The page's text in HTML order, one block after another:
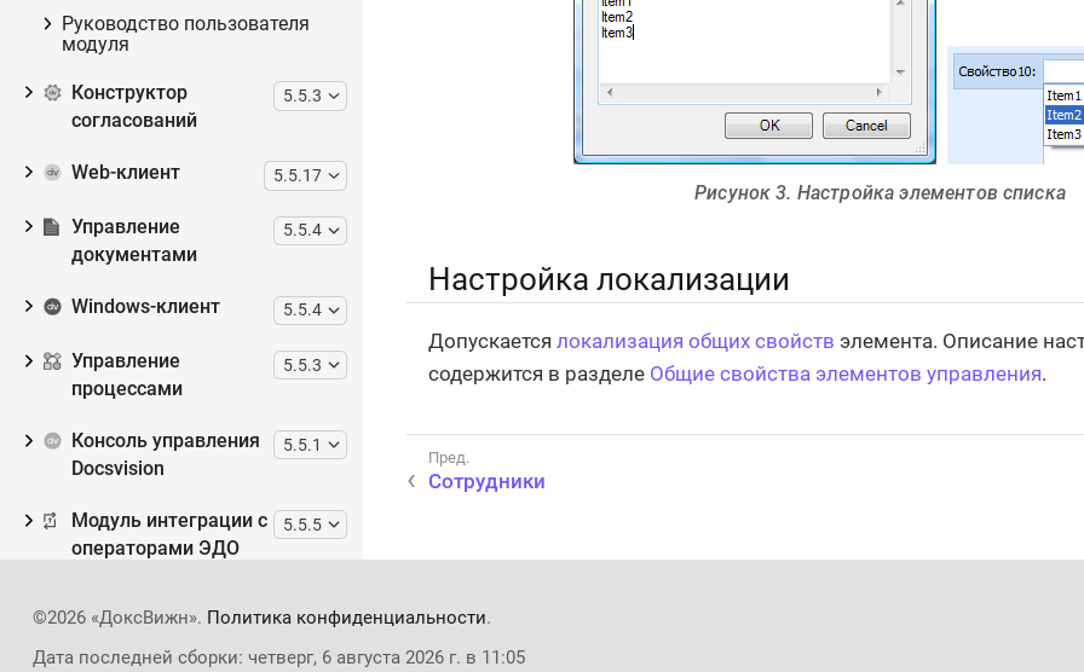
Руководство пользователя
модуля
Конструктор
согласований
5.5.3
Web-клиент 5.5.17
Управление
документами
5.5.4
Windows-клиент 5.5.4
Управление
процессами
5.5.3
Консоль управления
Docsvision
5.5.1
Модуль интеграции с
операторами ЭДО
5.5.5
реестром МЧД
Рисунок 3. Настройка элементов списка
Настройка локализации
Допускается локализация общих свойств элемента. Описание
содержится в разделе Общие свойства элементов управления.
Сотрудники
©2026 «ДоксВижн». Политика конфиденциальности.
Дата последней сборки: четверг, 6 августа 2026 г. в 11:05